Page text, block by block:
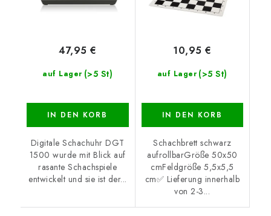
auf Lager (>5 St)
47,95 €
IN DEN KORB
Digitale Schachuhr DGT
1500 wurde mit Blick auf
rasante Schachspiele
entwickelt und sie ist der...
auf Lager (>5 St)
10,95 €
IN DEN KORB
Schachbrett schwarz
aufrollbarGröße 50x50
cmFeldgröße 5,5x5,5
cm✅ Lieferung innerhalb
von 2-3...